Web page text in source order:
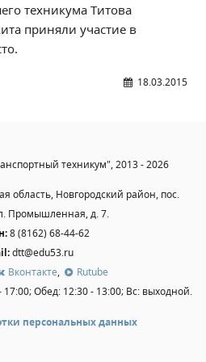
движение
площадка
ОРГАНИЗАЦИИ
образовательной
техникума Титова
приняли участие в
18.03.2015
техникум", 2013 - 2026
область, Новгородский район, пос.
Промышленная, д. 7.
8 (8162) 68-44-62
dtt@edu53.ru
Вконтакте,
Rutube
17:00; Обед: 12:30 - 13:00; Вс: выходной.
персональных данных